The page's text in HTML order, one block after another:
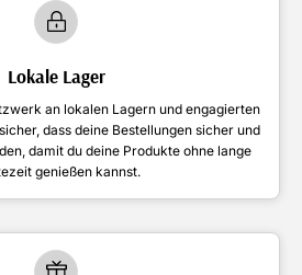
Lokale Lager
an lokalen Lagern und engagierten
dass deine Bestellungen sicher und
damit du deine Produkte ohne lange
genießen kannst.